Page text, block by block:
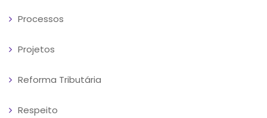
Processos
Projetos
Reforma Tributária
Respeito